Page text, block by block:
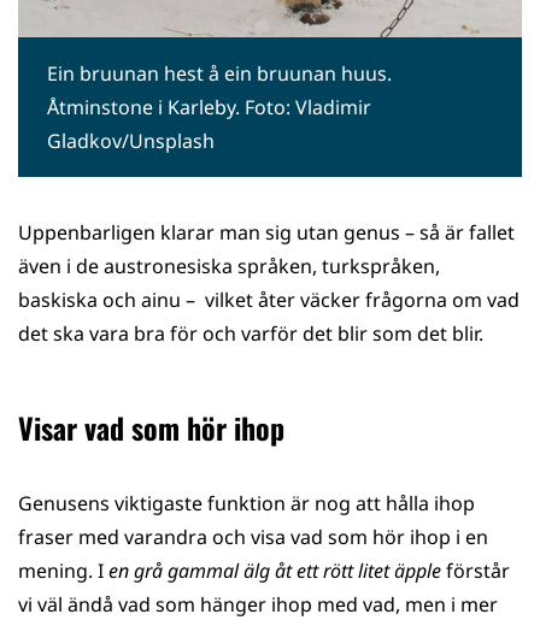
Ein bruunan hest å ein bruunan huus.
Åtminstone i Karleby. Foto: Vladimir
Gladkov/Unsplash
Uppenbarligen klarar man sig utan genus – så är fallet
även i de austronesiska språken, turkspråken,
baskiska och ainu – vilket åter väcker frågorna om vad
det ska vara bra för och varför det blir som det blir.
Visar vad som hör ihop
Genusens viktigaste funktion är nog att hålla ihop
fraser med varandra och visa vad som hör ihop i en
mening. Ien grå gammal älg åt ett rött litet äppleförstår
vi väl ändå vad som hänger ihop med vad, men i mer